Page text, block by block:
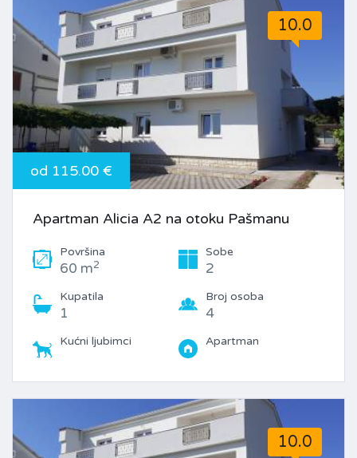
10.0
od 115.00 €
Apartman Alicia A2 na otoku Pašmanu
Površina
60 m2
Sobe
2
Kupatila
1
Broj osoba
4
Kućni ljubimci Apartman
10.0